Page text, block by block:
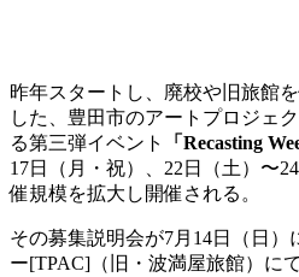
昨年スタートし、廃校や旧旅館
した、豊田市のアートプロジェク
る第三弾イベント
「Recasting
17日（月・祝）、22日（土）〜
催規模を拡大し開催される。
その募集説明会が7月14日（日）
ー[TPAC]（旧・波満屋旅館）に